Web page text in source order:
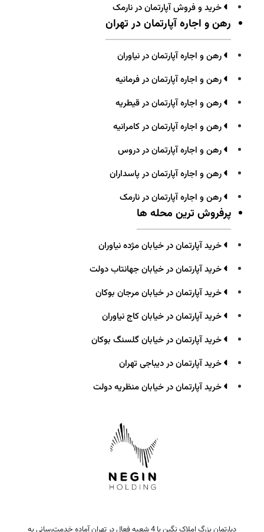
خرید و فروش آپارتمان در نارمک
رهن و اجاره آپارتمان در تهران
رهن و اجاره آپارتمان در نیاوران
رهن و اجاره آپارتمان در فرمانیه
رهن و اجاره آپارتمان در قیطریه
رهن و اجاره آپارتمان در کامرانیه
رهن و اجاره آپارتمان در دروس
رهن و اجاره آپارتمان در پاسداران
رهن و اجاره آپارتمان در نارمک
پرفروش ترین محله ها
خرید آپارتمان در خیابان مژده نیاوران
خرید آپارتمان در خیابان جهانتاب دولت
خرید آپارتمان در خیابان مرجان بوکان
خرید آپارتمان در خیابان کاج نیاوران
خرید آپارتمان در خیابان گلسنگ بوکان
خرید آپارتمان در دیباجی تهران
خرید آپارتمان در خیابان منظریه دولت
دپارتمان بزرگ املاک نگین با 4 شعبه فعال در تهران آماده خدمت‌رسانی به